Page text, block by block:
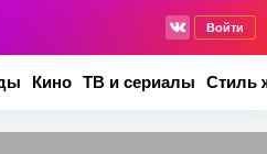
Войти
Кино ТВ и сериалы Стиль